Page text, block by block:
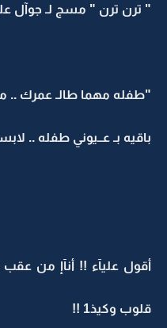
" ترن ترن " مسج لـ جوآل
"طفله مهما طالـ عمرك ..
باقيه بـ عــيوني طفله ..
أقول عليآء !! أنآإ من
قلوب وكيذ1 !!